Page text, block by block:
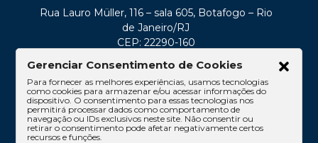
Rua Lauro Müller, 116 – sala 605, Botafogo – Rio
de Janeiro/RJ
CEP: 22290-160
Tel: (21)3212-0100
Gerenciar Consentimento de Cookies
Para fornecer as melhores experiências, usamos tecnologias
como cookies para armazenar e/ou acessar informações do
dispositivo. O consentimento para essas tecnologias nos
permitirá processar dados como comportamento de
navegação ou IDs exclusivos neste site. Não consentir ou
retirar o consentimento pode afetar negativamente certos
recursos e funções.